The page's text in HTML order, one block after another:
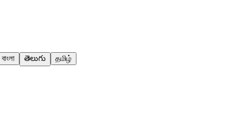
বাংলা తెలుగు தமிழ்